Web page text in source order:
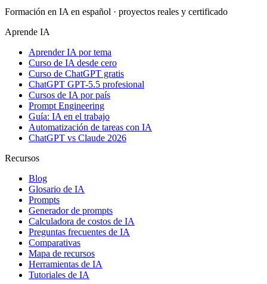
Formación en IA en español · proyectos reales y certificado
Aprende IA
Aprender IA por tema
Curso de IA desde cero
Curso de ChatGPT gratis
ChatGPT GPT-5.5 profesional
Cursos de IA por país
Prompt Engineering
Guía: IA en el trabajo
Automatización de tareas con IA
ChatGPT vs Claude 2026
Recursos
Blog
Glosario de IA
Prompts
Generador de prompts
Calculadora de costos de IA
Preguntas frecuentes de IA
Comparativas
Mapa de recursos
Herramientas de IA
Tutoriales de IA